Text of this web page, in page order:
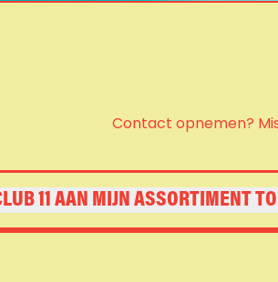
Contact opnemen?
11 AAN MIJN ASSORTIMENT